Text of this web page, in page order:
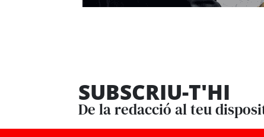
SUBSCRIU-T'HI
De la redacció al teu